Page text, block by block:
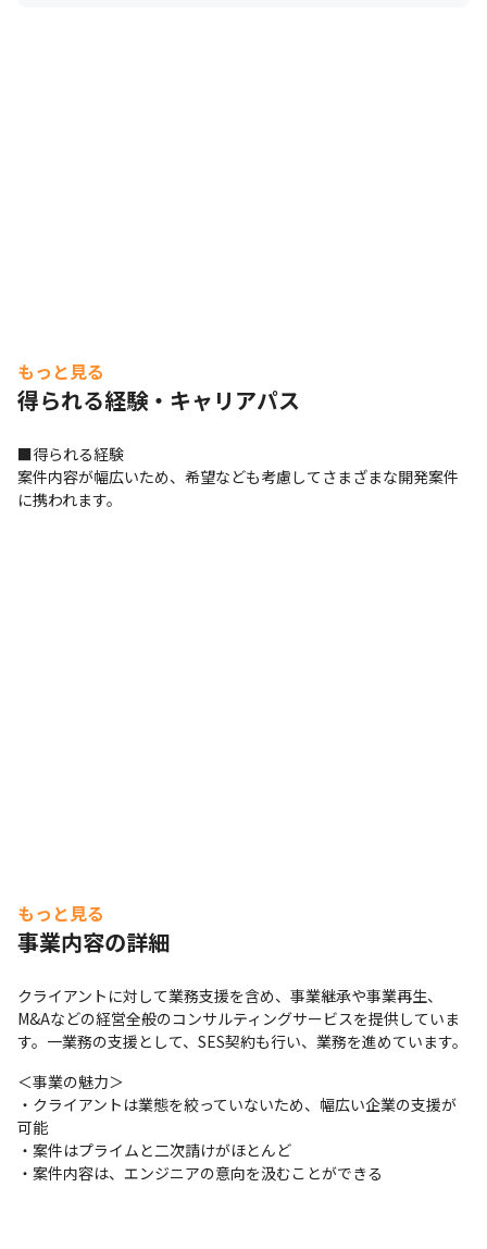
もっと見る
得られる経験・キャリアパス
■得られる経験
案件内容が幅広いため、希望なども考慮してさまざまな開発案件
に携われます。
もっと見る
事業内容の詳細
クライアントに対して業務支援を含め、事業継承や事業再生、
M&Aなどの経営全般のコンサルティングサービスを提供していま
す。一業務の支援として、SES契約も行い、業務を進めています。
＜事業の魅力＞
・クライアントは業態を絞っていないため、幅広い企業の支援が
可能
・案件はプライムと二次請けがほとんど
・案件内容は、エンジニアの意向を汲むことができる